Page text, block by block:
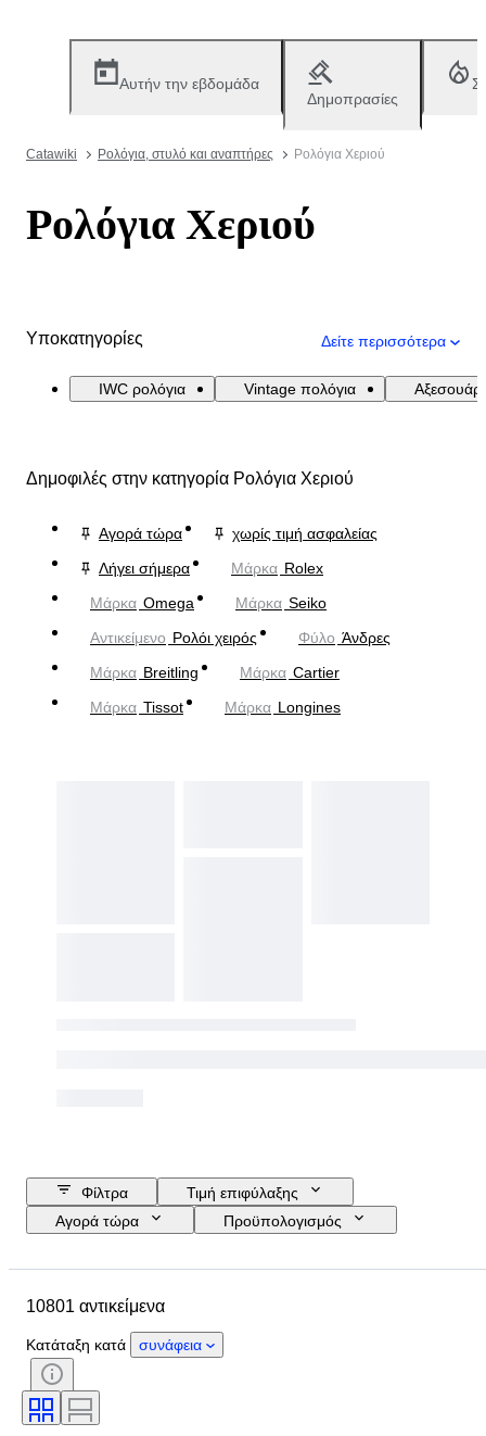
Αυτήν την εβδομάδα
Δημοπρασίες
Catawiki Ρολόγια, στυλό και αναπτήρες Ρολόγια Χεριού
Ρολόγια Χεριού
Υποκατηγορίες Δείτε περισσότερα
IWC ρολόγια Vintage πολόγια Αξεσουάρ
Δημοφιλές στην κατηγορία Ρολόγια Χεριού
Αγορά τώρα
χωρίς τιμή ασφαλείας
Λήγει σήμερα
Μάρκα Rolex
Μάρκα Omega Μάρκα Seiko
Αντικείμενο Ρολόι χειρός Φύλο Άνδρες
Μάρκα Breitling Μάρκα Cartier
Μάρκα Tissot Μάρκα Longines
Φίλτρα
Τιμή επιφύλαξης
Αγορά τώρα
Προϋπολογισμός
Λουράκι ρολογιού - μήκος
Country of origin
Φύλο
Κατάσταση
Περίοδος
Θέμα
10801 αντικείμενα
Κατάταξη κατά συνάφεια